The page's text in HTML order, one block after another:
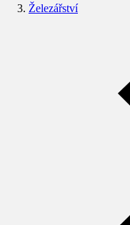
Železářství